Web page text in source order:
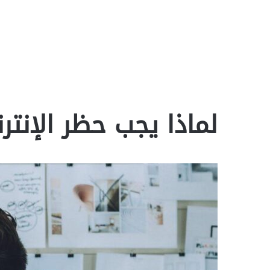
لماذا يجب حظر